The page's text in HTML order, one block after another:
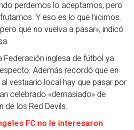
perdemos lo aceptamos, pero
Y eso es lo que hicimos.
que no vuelva a pasar», indicó
Federación inglesa de fútbol ya
Además recordó que en
vestuario local hay que pasar por
celebrado «demasiado» de
de los Red Devils.
FC no le interesaron